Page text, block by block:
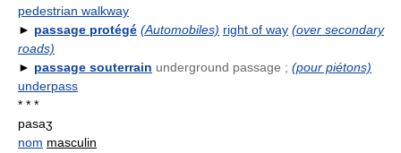
pedestrian walkway
► passage protégé (Automobiles) right of way (over secondary
roads)
► passage souterrain underground passage ; (pour piétons)
underpass
* * *
pasaʒ
nom masculin